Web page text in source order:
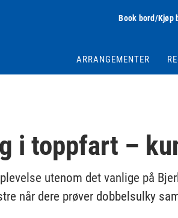
Book bord/Kjøp
ARRANGEMENTER
i toppfart –
utenom det vanlige på
når dere prøver dobbelsulky